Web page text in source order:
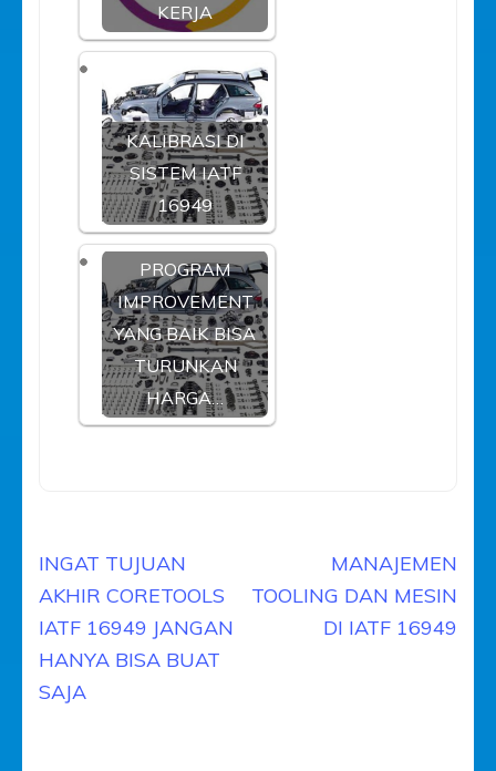
KERJA
KALIBRASI DI
SISTEM IATF
16949
PROGRAM
IMPROVEMENT
YANG BAIK BISA
TURUNKAN
HARGA…
Navigasi
pos
INGAT TUJUAN
AKHIR CORETOOLS
IATF 16949 JANGAN
HANYA BISA BUAT
SAJA
MANAJEMEN
TOOLING DAN MESIN
DI IATF 16949